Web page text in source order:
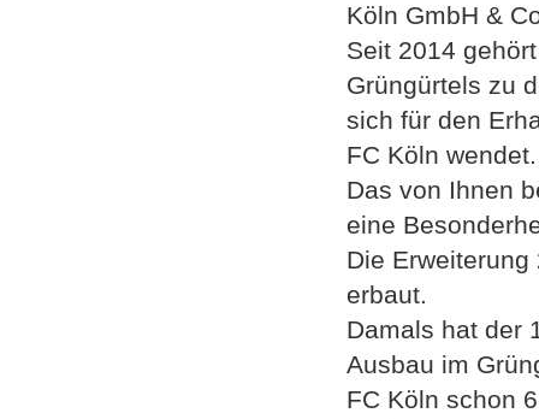
Köln GmbH &
Seit 2014
Grüngürtels zu
sich für den
FC Köln wendet.
Das von Ihnen
eine
Die
erbaut.
Damals hat der
Ausbau im
FC Köln schon